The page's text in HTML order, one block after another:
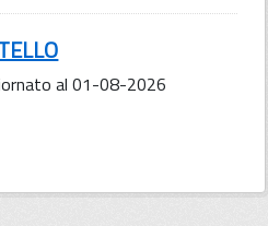
al 01-08-2026